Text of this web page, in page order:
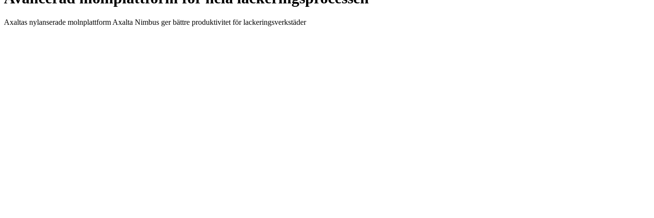
Axaltas nylanserade molnplattform Axalta Nimbus ger bättre produktivitet för lackeringsverkstäder